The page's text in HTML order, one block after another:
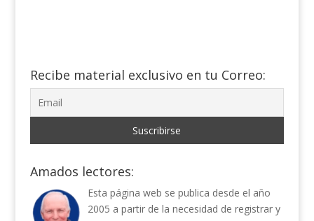
Recibe material exclusivo en tu Correo:
Amados lectores:
Esta página web se publica desde el año
2005 a partir de la necesidad de registrar y